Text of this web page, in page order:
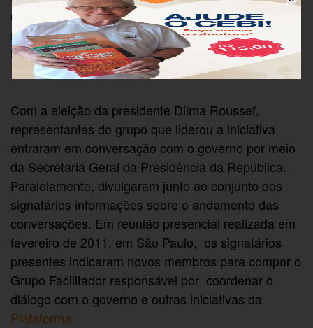
do governo e organizações da sociedade civil para,
no prazo de um ano, elaborar uma proposta
legislativa que atendesse aos objetivos da
Plataforma.
Com a eleição da presidente Dilma Roussef,
representantes do grupo que liderou a iniciativa
entraram em conversação com o governo por meio
da Secretaria Geral da Presidência da República.
Paralelamente, divulgaram junto ao conjunto dos
signatários informações sobre o andamento das
conversações. Em reunião presencial realizada em
fevereiro de 2011, em São Paulo, os signatários
presentes indicaram novos membros para compor o
Grupo Facilitador responsável por coordenar o
diálogo com o governo e outras iniciativas da
Plataforma.